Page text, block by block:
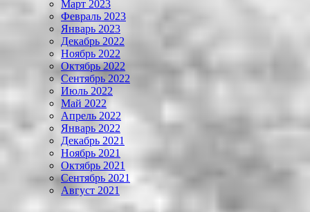
Март 2023
Февраль 2023
Январь 2023
Декабрь 2022
Ноябрь 2022
Октябрь 2022
Сентябрь 2022
Июль 2022
Май 2022
Апрель 2022
Январь 2022
Декабрь 2021
Ноябрь 2021
Октябрь 2021
Сентябрь 2021
Август 2021